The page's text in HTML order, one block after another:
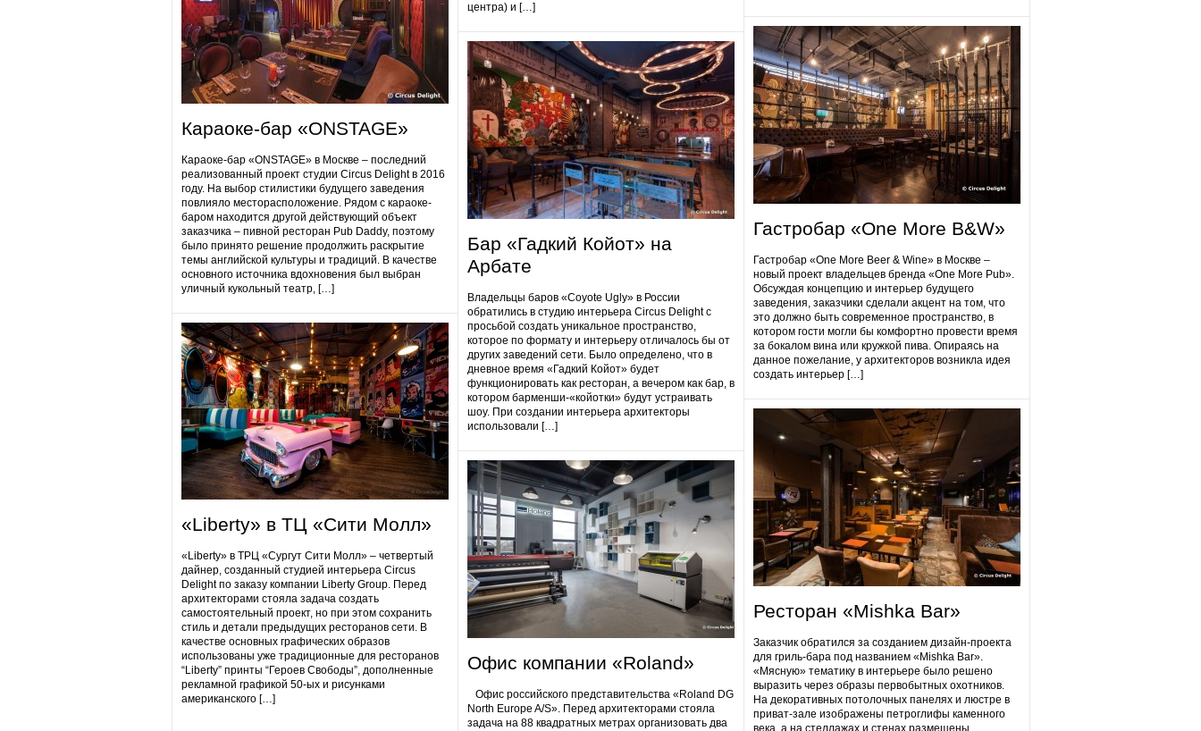
Караоке-бар «ONSTAGE»
Караоке-бар «ONSTAGE» в Москве – последний
реализованный проект студии Circus Delight в 2016
году. На выбор стилистики будущего заведения
повлияло месторасположение. Рядом с караоке-
баром находится другой действующий объект
заказчика – пивной ресторан Pub Daddy​, поэтому
было принято решение продолжить раскрытие
темы английской культуры и традиций. В качестве
основного источника вдохновения был выбран
уличный кукольный театр, […]
«Liberty» в ТЦ «Сити Молл»
«Liberty» в ТРЦ «Сургут Сити Молл» – четвертый
дайнер, созданный студией интерьера Circus
Delight по заказу компании Liberty Group. Перед
архитекторами стояла задача создать
самостоятельный проект, но при этом сохранить
стиль и детали предыдущих ресторанов сети. В
качестве основных графических образов
использованы уже традиционные для ресторанов
“Liberty” принты “Героев Свободы”, дополненные
рекламной графикой 50-ых и рисунками
американского […]
центра) и […]
Бар «Гадкий Койот» на
Арбате
Владельцы баров «Coyote Ugly» в России
обратились в студию интерьера Circus Delight с
просьбой создать уникальное пространство,
которое по формату и интерьеру отличалось бы от
других заведений сети. Было определено, что в
дневное время «Гадкий Койот» будет
функционировать как ресторан, а вечером как бар, в
котором барменши-«койотки» будут устраивать
шоу. При создании интерьера архитекторы
использовали […]
Офис компании «Roland»
Офис российского представительства «Roland DG
North Europe A/S». Перед архитекторами стояла
задача на 88 квадратных метрах организовать два
Гастробap «One More B&W»
Гастробap «One More Beer & Wine» в Москве –
новый проект владельцев бренда «One More Pub».
Обсуждая концепцию и интерьер будущего
заведения, заказчики сделали акцент на том, что
это должно быть современное пространство, в
котором гости могли бы комфортно провести время
за бокалом вина или кружкой пива. Опираясь на
данное пожелание, у архитекторов возникла идея
создать интерьер […]
Ресторан «Mishka Bar»
Заказчик обратился за созданием дизайн-проекта
для гриль-бара под названием «Mishka Bar».
«Мясную» тематику в интерьере было решено
выразить через образы первобытных охотников.
На декоративных потолочных панелях и люстре в
приват-зале изображены петроглифы каменного
века, а на стеллажах и стенах размещены